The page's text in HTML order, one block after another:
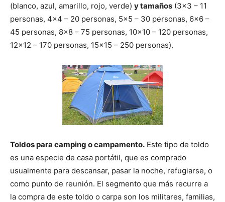
(blanco, azul, amarillo, rojo, verde) y tamaños (3×3 – 11
personas, 4×4 – 20 personas, 5×5 – 30 personas, 6×6 –
45 personas, 8×8 – 75 personas, 10×10 – 120 personas,
12×12 – 170 personas, 15×15 – 250 personas).
Toldos para camping o campamento. Este tipo de toldo
es una especie de casa portátil, que es comprado
usualmente para descansar, pasar la noche, refugiarse, o
como punto de reunión. El segmento que más recurre a
la compra de este toldo o carpa son los militares, familias,